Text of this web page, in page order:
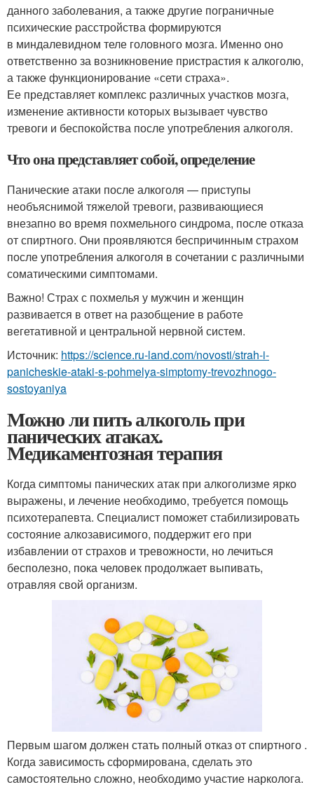
данного заболевания, а также другие пограничные
психические расстройства формируются
в миндалевидном теле головного мозга. Именно оно
ответственно за возникновение пристрастия к алкоголю,
а также функционирование «сети страха».
Ее представляет комплекс различных участков мозга,
изменение активности которых вызывает чувство
тревоги и беспокойства после употребления алкоголя.
Что она представляет собой, определение
Панические атаки после алкоголя — приступы
необъяснимой тяжелой тревоги, развивающиеся
внезапно во время похмельного синдрома, после отказа
от спиртного. Они проявляются беспричинным страхом
после употребления алкоголя в сочетании с различными
соматическими симптомами.
Важно! Страх с похмелья у мужчин и женщин
развивается в ответ на разобщение в работе
вегетативной и центральной нервной систем.
Источник: https://science.ru-land.com/novosti/strah-i-
panicheskie-ataki-s-pohmelya-simptomy-trevozhnogo-
sostoyaniya
Можно ли пить алкоголь при
панических атаках.
Медикаментозная терапия
Когда симптомы панических атак при алкоголизме ярко
выражены, и лечение необходимо, требуется помощь
психотерапевта. Специалист поможет стабилизировать
состояние алкозависимого, поддержит его при
избавлении от страхов и тревожности, но лечиться
бесполезно, пока человек продолжает выпивать,
отравляя свой организм.
Первым шагом должен стать полный отказ от спиртного .
Когда зависимость сформирована, сделать это
самостоятельно сложно, необходимо участие нарколога.